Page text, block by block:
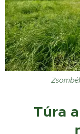
Túra